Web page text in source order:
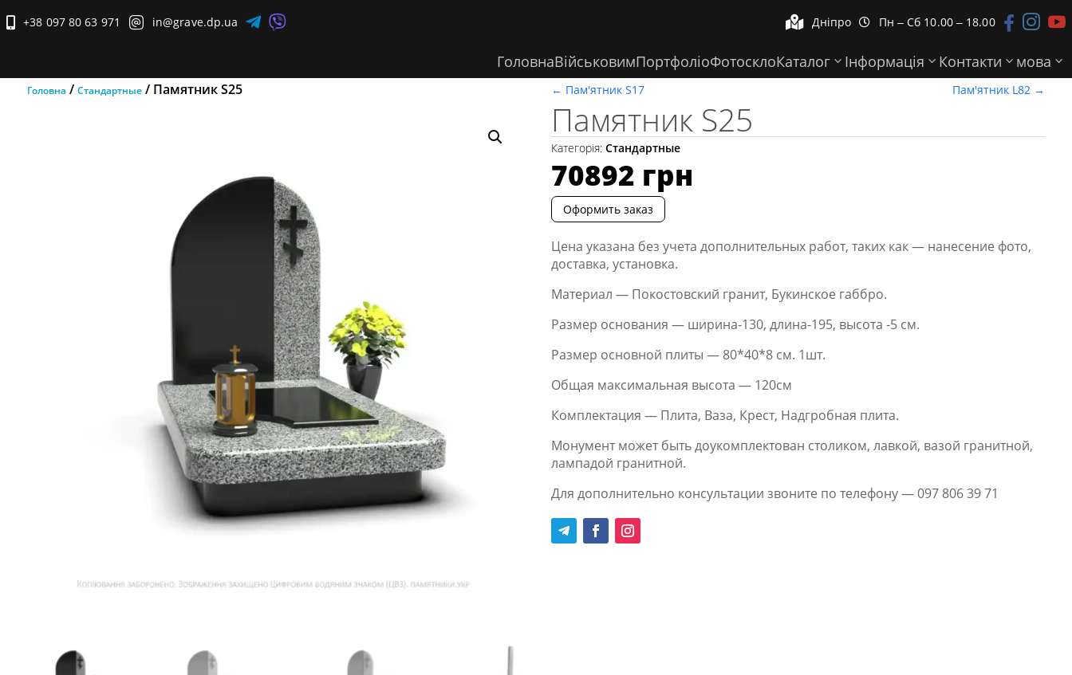
 +38 097 80 63 971  in@grave.dp.ua    Дніпро  Пн ‒ Сб 10.00 ‒ 18.00   
ГоловнаВійськовимПортфоліоФотосклоКаталог Інформація Контакти мова
Головна / Стандартные/ Памятник S25 ← Пам'ятник S17 Пам'ятник L82 →
Памятник S25
Категорія:Стандартные
70892 грн
Оформить заказ
Цена указана без учета дополнительных работ, таких как — нанесение фото,
доставка, установка.
Материал — Покостовский гранит, Букинское габбро.
Размер основания — ширина-130, длина-195, высота -5 см.
Размер основной плиты — 80*40*8 см. 1шт.
Общая максимальная высота — 120см
Комплектация — Плита, Ваза, Крест, Надгробная плита.
Монумент может быть доукомплектован столиком, лавкой, вазой гранитной,
лампадой гранитной.
Для дополнительно консультации звоните по телефону — 097 806 39 71